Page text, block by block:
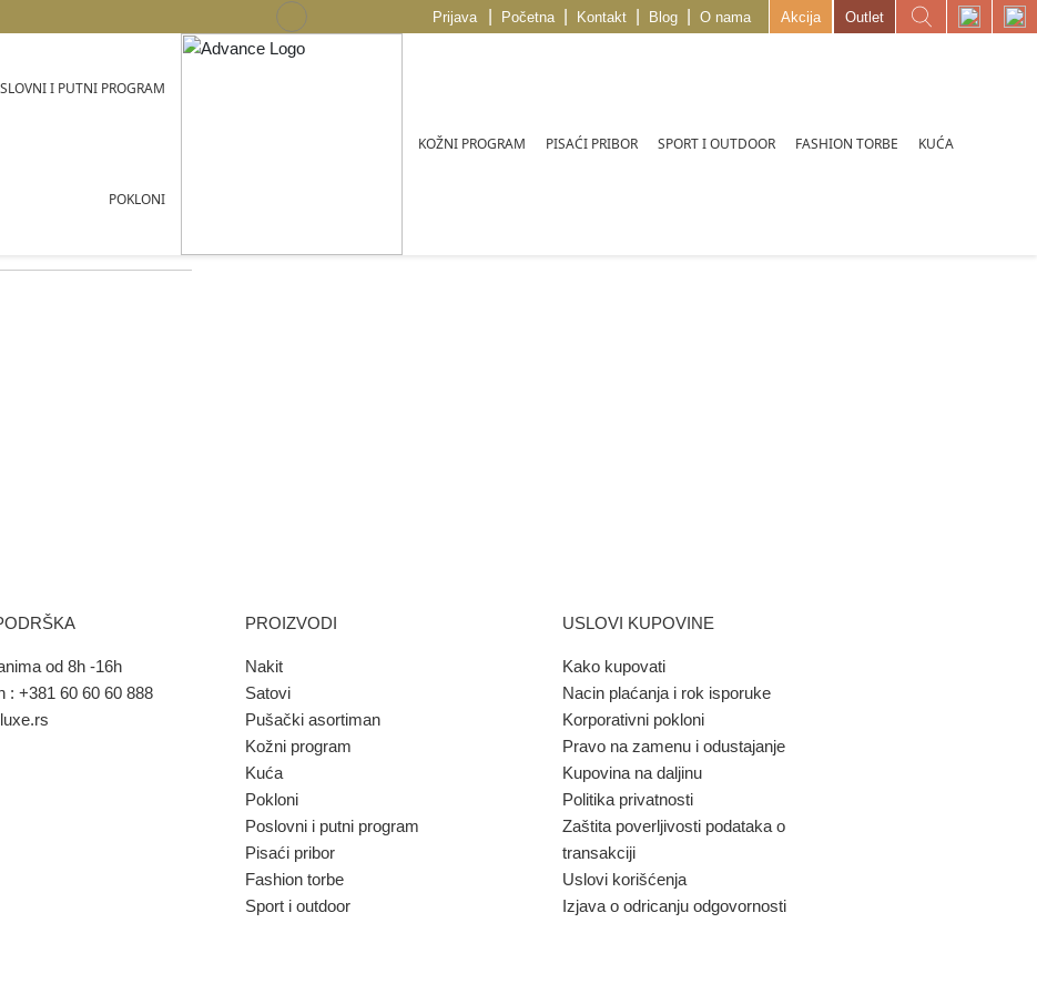
Prijava Početna Kontakt Blog O nama Akcija Outlet
I PUTNI PROGRAM
POKLONI
KOŽNI PROGRAM PISAĆI PRIBOR SPORT I OUTDOOR FASHION TORBE KUĆA
od 8h -16h
:+381 60 60 60 888
PROIZVODI
Nakit
Satovi
Pušački asortiman
Kožni program
Kuća
Pokloni
Poslovni i putni program
Pisaći pribor
Fashion torbe
Sport i outdoor
USLOVI KUPOVINE
Kako kupovati
Nacin plaćanja i rok isporuke
Korporativni pokloni
Pravo na zamenu i odustajanje
Kupovina na daljinu
Politika privatnosti
Zaštita poverljivosti podataka o
transakciji
Uslovi korišćenja
Izjava o odricanju odgovornosti